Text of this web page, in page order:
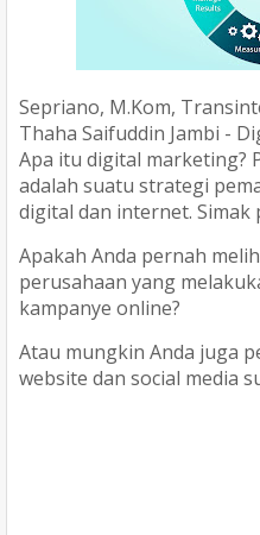
Sepriano, M.Kom,
Thaha Saifuddin Jambi -
Apa itu digital marketing?
adalah suatu strategi
digital dan internet. Simak
Apakah Anda pernah
perusahaan yang
kampanye online?
Atau mungkin Anda juga
website dan social media